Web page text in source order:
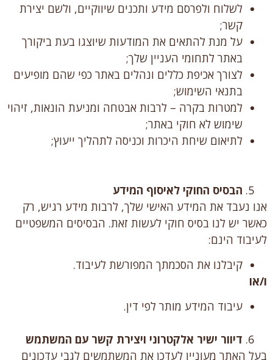
לשלוח ולפרסם מידע ותכנים שיווקיים, ולשם יצירת
קשר;
על מנת להתאים את המודעות שיוצגו בעת ביקורך
באתר לתחומי העניין שלך;
לצורך אכיפת כללים ונהלים באתר כפי שהם מופיעים
בתנאי השימוש;
למטרות בקרה – לרבות אבטחה ומניעת הונאות, זיהוי
שימוש לא חוקי באתר;
לתיאום שיחת היכרות וכניסה לתהליך ייעוץ;
הבסיס החוקי לאיסוף המידע
אנו נעבד את המידע האישי שלך, לרבות מידע רגיש, רק
כאשר יש לנו בסיס חוקי לעשות זאת. הבסיסים המשפטיים
לעיבוד הינם:
קיבלנו את הסכמתך המפורשת לעיבוד.
ו/או
עיבוד המידע מותר לפי דין.
דיוור ישיר אלקטרוני ויצירת קשר עם המשתמש
בעל האתר מעוניין לעדכן את המשתמשים לגבי עדכונים